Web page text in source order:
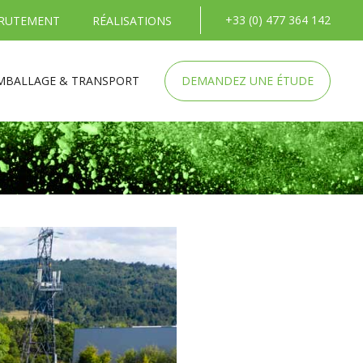
RÉALISATIONS +33 (0) 477 364 142
& TRANSPORT DEMANDEZ UNE ÉTUDE